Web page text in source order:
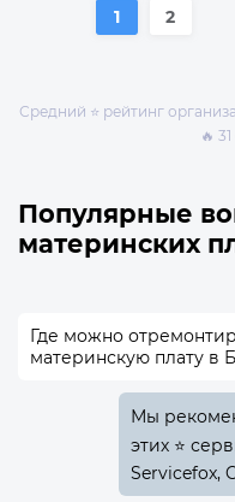
1 2
Средний ⭐ рейтинг
🔥
Популярные
материнских
Где можно
материнскую плату в
Мы
этих ⭐
Servicefox,